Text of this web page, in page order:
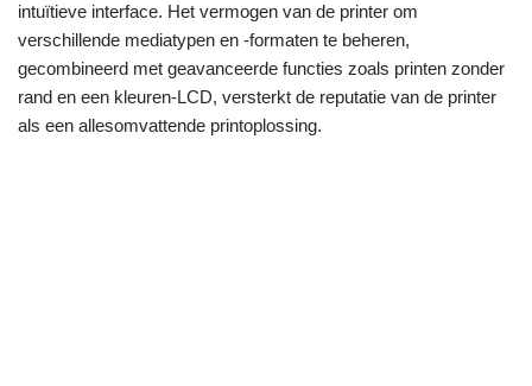
intuïtieve interface. Het vermogen van de printer om
verschillende mediatypen en -formaten te beheren,
gecombineerd met geavanceerde functies zoals printen zonder
rand en een kleuren-LCD, versterkt de reputatie van de printer
als een allesomvattende printoplossing.